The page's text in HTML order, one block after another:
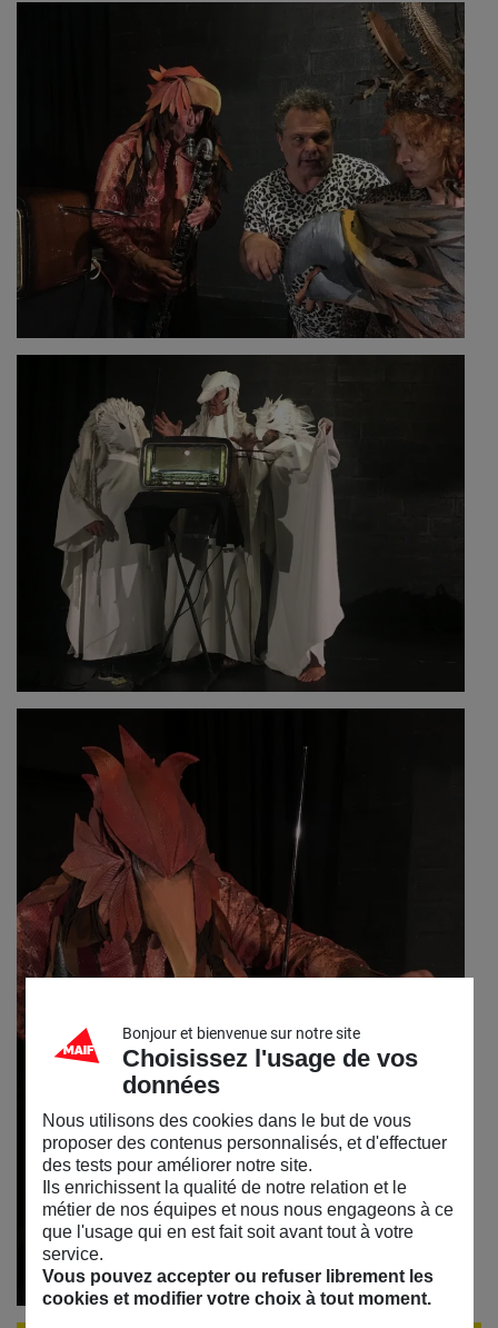
Bonjour et bienvenue sur notre site
Choisissez l'usage de vos
données
Nous utilisons des cookies dans le but de vous
proposer des contenus personnalisés, et d'effectuer
des tests pour améliorer notre site.
Ils enrichissent la qualité de notre relation et le
métier de nos équipes et nous nous engageons à ce
que l'usage qui en est fait soit avant tout à votre
service.
Vous pouvez accepter ou refuser librement les
cookies et modifier votre choix à tout moment.